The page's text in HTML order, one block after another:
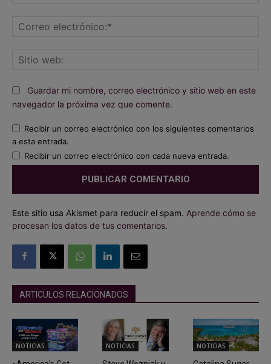
Guardar mi nombre, correo electrónico y sitio web en este
navegador la próxima vez que comente.
Recibir un correo electrónico con los siguientes comentarios
a esta entrada.
Recibir un correo electrónico con cada nueva entrada.
Este sitio usa Akismet para reducir el spam. Aprende cómo se
procesan los datos de tus comentarios.
ARTICULOS RELACIONADOS
NOTICIAS NOTICIAS NOTICIAS